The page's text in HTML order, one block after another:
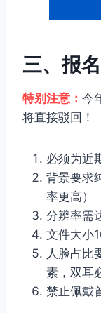
三、报
特别注意： 今
将直接驳回！
必须为近
背景要求
率更高）
分辨率需
文件大小
人脸占比
素，双耳
禁止佩戴